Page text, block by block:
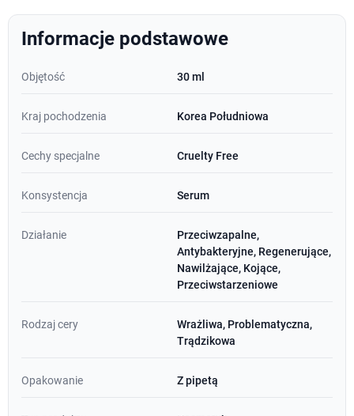
Informacje podstawowe
Objętość 30 ml
Kraj pochodzenia Korea Południowa
Cechy specjalne Cruelty Free
Konsystencja Serum
Działanie
Przeciwzapalne,
Antybakteryjne, Regenerujące,
Nawilżające, Kojące,
Przeciwstarzeniowe
Rodzaj cery
Wrażliwa, Problematyczna,
Trądzikowa
Opakowanie Z pipetą